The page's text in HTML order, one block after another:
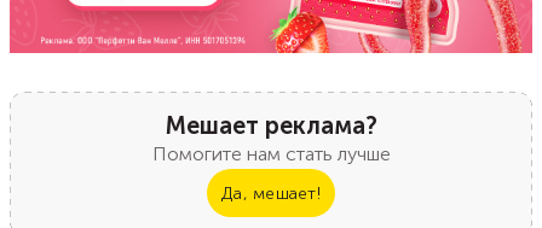
Мешает реклама?
Помогите нам стать лучше
Да, мешает!